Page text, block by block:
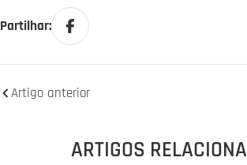
Partilhar:
Artigo anterior
ARTIGOS